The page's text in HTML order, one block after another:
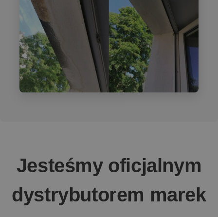
Jesteśmy oficjalnym
dystrybutorem marek